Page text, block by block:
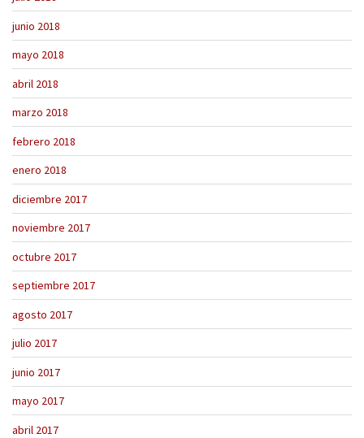
junio 2018
mayo 2018
abril 2018
marzo 2018
febrero 2018
enero 2018
diciembre 2017
noviembre 2017
octubre 2017
septiembre 2017
agosto 2017
julio 2017
junio 2017
mayo 2017
abril 2017